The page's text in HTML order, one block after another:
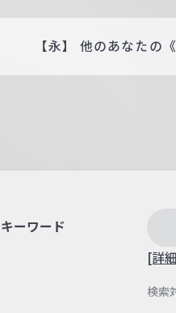
【永】 他のあなたの
キーワード
[詳
検索